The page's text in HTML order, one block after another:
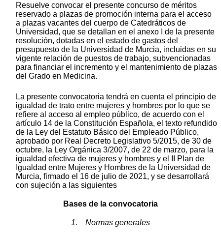
Resuelve convocar el presente concurso de méritos
reservado a plazas de promoción interna para el acceso
a plazas vacantes del cuerpo de Catedráticos de
Universidad, que se detallan en el anexo I de la presente
resolución, dotadas en el estado de gastos del
presupuesto de la Universidad de Murcia, incluidas en su
vigente relación de puestos de trabajo, subvencionadas
para financiar el incremento y el mantenimiento de plazas
del Grado en Medicina.
La presente convocatoria tendrá en cuenta el principio de
igualdad de trato entre mujeres y hombres por lo que se
refiere al acceso al empleo público, de acuerdo con el
artículo 14 de la Constitución Española, el texto refundido
de la Ley del Estatuto Básico del Empleado Público,
aprobado por Real Decreto Legislativo 5/2015, de 30 de
octubre, la Ley Orgánica 3/2007, de 22 de marzo, para la
igualdad efectiva de mujeres y hombres y el II Plan de
Igualdad entre Mujeres y Hombres de la Universidad de
Murcia, firmado el 16 de julio de 2021, y se desarrollará
con sujeción a las siguientes
Bases de la convocatoria
1. Normas generales